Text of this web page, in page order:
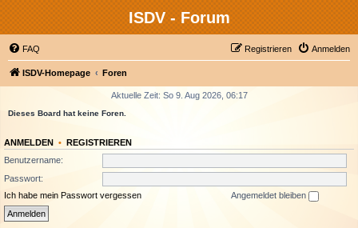
ISDV - Forum
FAQ Anmelden
Registrieren
ISDV-Homepage Foren
Aktuelle Zeit: So 9. Aug 2026, 06:17
Dieses Board hat keine Foren.
ANMELDEN • REGISTRIEREN
Benutzername:
Passwort:
Ich habe mein Passwort vergessen
Angemeldet bleiben